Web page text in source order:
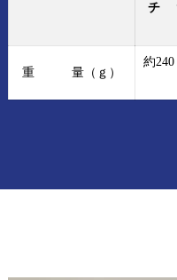
チ
重 量（ｇ）